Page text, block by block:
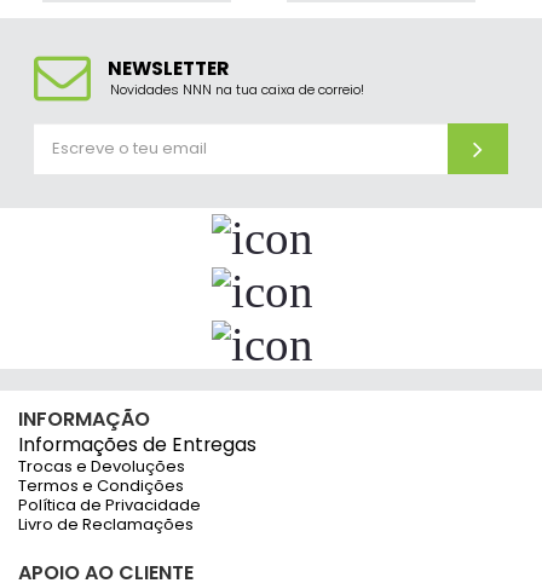
NEWSLETTER
Novidades NNN na tua caixa de correio!
INFORMAÇÃO
Informações de Entregas
Trocas e Devoluções
Termos e Condições
Política de Privacidade
Livro de Reclamações
APOIO AO CLIENTE